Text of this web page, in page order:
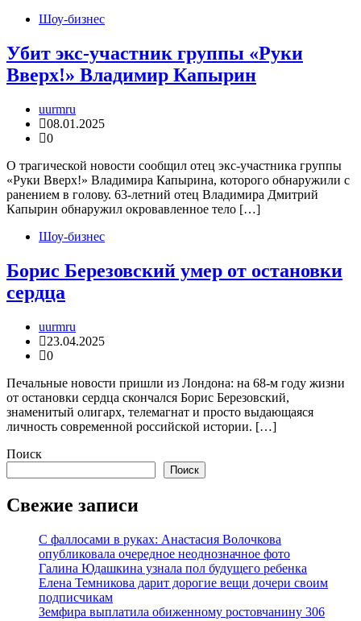
Шоу-бизнес
Убит экс-участник группы «Руки
Вверх!» Владимир Капырин
uurmru
08.01.2025
0
О трагической новости сообщил отец экс-участника группы
«Руки Вверх!» Владимира Капырина, которого обнаружили с
ранением в голову. 63-летний отец Владимира Дмитрий
Капырин обнаружил окровавленное тело […]
Шоу-бизнес
Борис Березовский умер от остановки
сердца
uurmru
23.04.2025
0
Печальные новости пришли из Лондона: на 68-м году жизни
от остановки сердца скончался Борис Березовский,
знаменитый олигарх, телемагнат и просто выдающаяся
личность современной российской истории. […]
Поиск
Поиск
Свежие записи
С фаллосами в руках: Анастасия Волочкова
опубликовала очередное неоднозначное фото
Галина Юдашкина узнала пол будущего ребенка
Елена Темникова дарит дорогие вещи дочери своим
подписчикам
Земфира выплатила обиженному ростовчанину 306